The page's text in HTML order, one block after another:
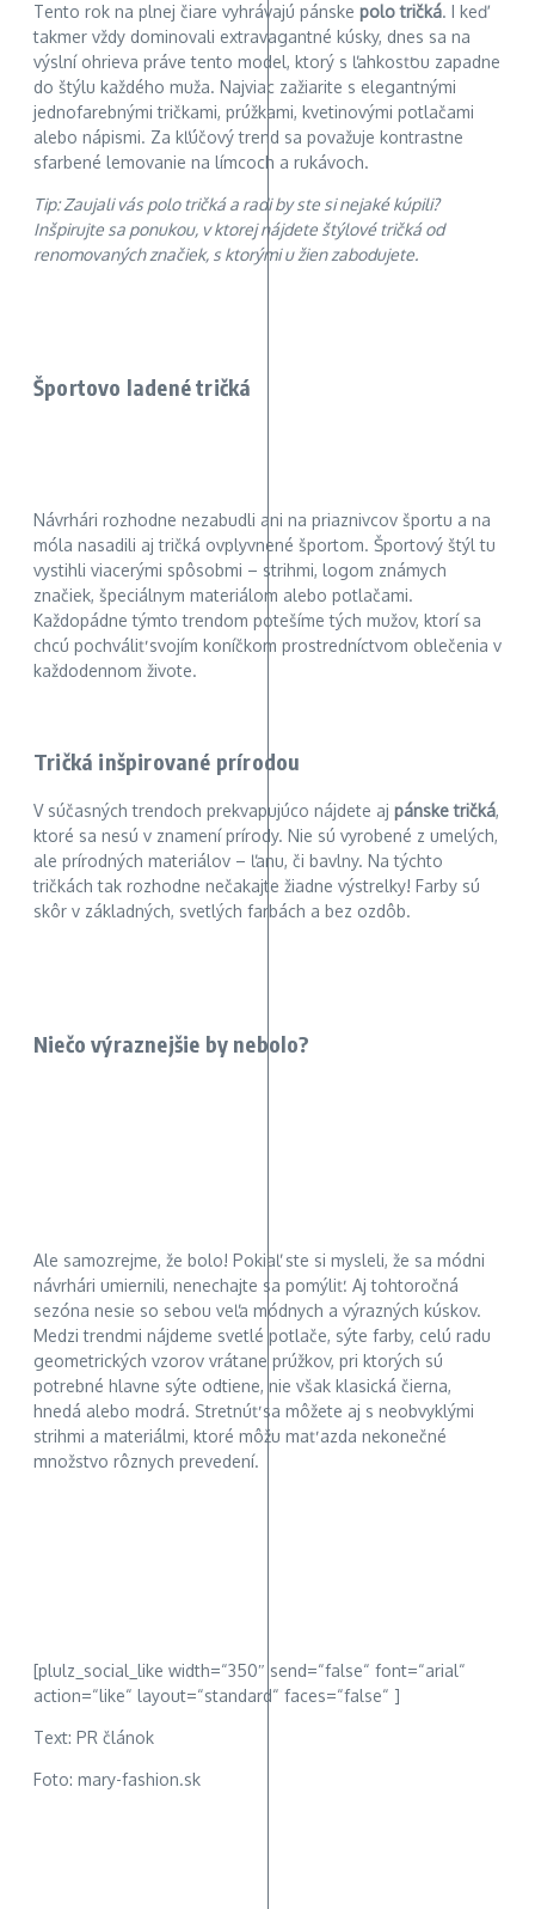
Tento rok na plnej čiare vyhrávajú pánske polo tričká. I keď
takmer vždy dominovali extravagantné kúsky, dnes sa na
výslní ohrieva práve tento model, ktorý s ľahkosťou zapadne
do štýlu každého muža. Najviac zažiarite s elegantnými
jednofarebnými tričkami, prúžkami, kvetinovými potlačami
alebo nápismi. Za kľúčový trend sa považuje kontrastne
sfarbené lemovanie na límcoch a rukávoch.
Tip: Zaujali vás polo tričká a radi by ste si nejaké kúpili?
Inšpirujte sa ponukou, v ktorej nájdete štýlové tričká od
renomovaných značiek, s ktorými u žien zabodujete.
Športovo ladené tričká
Návrhári rozhodne nezabudli ani na priaznivcov športu a na
móla nasadili aj tričká ovplyvnené športom. Športový štýl tu
vystihli viacerými spôsobmi – strihmi, logom známych
značiek, špeciálnym materiálom alebo potlačami.
Každopádne týmto trendom potešíme tých mužov, ktorí sa
chcú pochváliť svojím koníčkom prostredníctvom oblečenia v
každodennom živote.
Tričká inšpirované prírodou
V súčasných trendoch prekvapujúco nájdete aj pánske tričká,
ktoré sa nesú v znamení prírody. Nie sú vyrobené z umelých,
ale prírodných materiálov – ľanu, či bavlny. Na týchto
tričkách tak rozhodne nečakajte žiadne výstrelky! Farby sú
skôr v základných, svetlých farbách a bez ozdôb.
Niečo výraznejšie by nebolo?
Ale samozrejme, že bolo! Pokiaľ ste si mysleli, že sa módni
návrhári umiernili, nenechajte sa pomýliť. Aj tohtoročná
sezóna nesie so sebou veľa módnych a výrazných kúskov.
Medzi trendmi nájdeme svetlé potlače, sýte farby, celú radu
geometrických vzorov vrátane prúžkov, pri ktorých sú
potrebné hlavne sýte odtiene, nie však klasická čierna,
hnedá alebo modrá. Stretnúť sa môžete aj s neobvyklými
strihmi a materiálmi, ktoré môžu mať azda nekonečné
množstvo rôznych prevedení.
[plulz_social_like width=“350″ send=“false“ font=“arial“
action=“like“ layout=“standard“ faces=“false“ ]
Text: PR článok
Foto: mary-fashion.sk